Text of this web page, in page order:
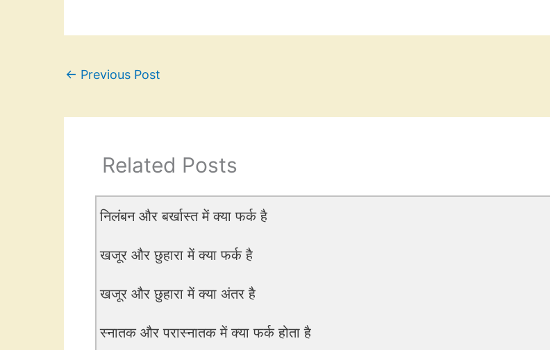
← Previous Post
Related Posts
निलंबन और बर्खास्त में क्या फर्क है
खजूर और छुहारा में क्या फर्क है
खजूर और छुहारा में क्या अंतर है
स्नातक और परास्नातक में क्या फर्क होता है